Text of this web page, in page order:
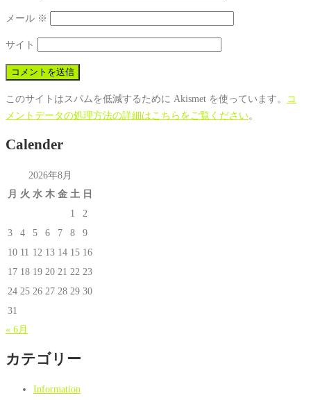
メール ※
サイト
このサイトはスパムを低減するために Akismet を使っています。
コ
メントデータの処理方法の詳細はこちらをご覧ください。
Calender
2026年8月
月 火 水 木 金 土 日
1
2
3
4 5 6 7 8
9
10 11 12 13 14 15 16
17 18 19 20 21 22 23
24 25 26 27 28 29 30
31
« 6月
カテゴリー
Information